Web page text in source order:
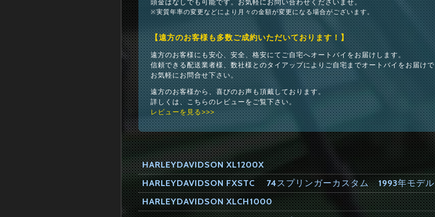
頭金はなしでも可能です。お気軽にお問い合わせくださいませ。
※実質年率の変更などにより月々の金額が変更になる場合がございます。
【遠方のお客様も多数ご成約いただいております！】
遠方のお客様にも安心、安全、格安にてご自宅へオートバイをお届けします。
信頼できる配送業者様、数社様とのタイアップによりご自宅までオートバイをお届け
お気軽にお問合せ下さい。
遠方のお客様から、喜びのお声も頂戴しております。
詳しくは、こちらのレビューをご覧下さい。
レビューを見る>>>
HARLEYDAVIDSON XL1200X
HARLEYDAVIDSON FXSTC 74スプリンガーカスタム 1993年モデル
HARLEYDAVIDSON XLCH1000